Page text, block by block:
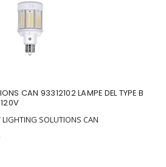
CAN 93312102 LAMPE DEL TYPE B
LIGHTING SOLUTIONS CAN